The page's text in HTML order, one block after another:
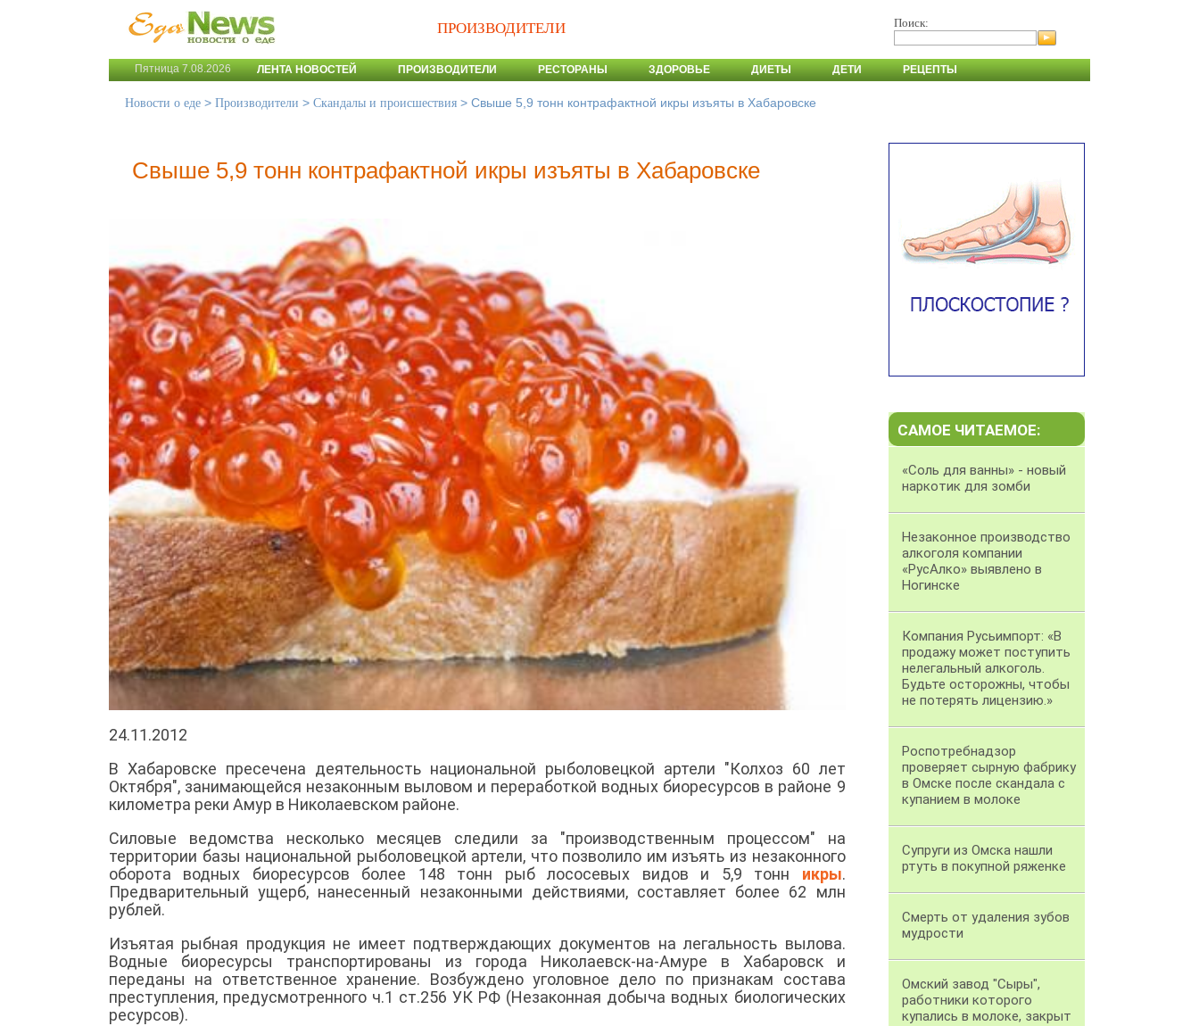
ПРОИЗВОДИТЕЛИ Поиск:
Пятница 7.08.2026 ЛЕНТА НОВОСТЕЙ ПРОИЗВОДИТЕЛИ РЕСТОРАНЫ ЗДОРОВЬЕ ДИЕТЫ ДЕТИ РЕЦЕПТЫ
Новости о еде > Производители > Скандалы и происшествия > Свыше 5,9 тонн контрафактной икры изъяты в Хабаровске
Свыше 5,9 тонн контрафактной икры изъяты в Хабаровске
24.11.2012
В Хабаровске пресечена деятельность национальной рыболовецкой артели "Колхоз 60 лет
Октября", занимающейся незаконным выловом и переработкой водных биоресурсов в районе 9
километра реки Амур в Николаевском районе.
Силовые ведомства несколько месяцев следили за "производственным процессом" на
территории базы национальной рыболовецкой артели, что позволило им изъять из незаконного
оборота водных биоресурсов более 148 тонн рыб лососевых видов и 5,9 тонн икры.
Предварительный ущерб, нанесенный незаконными действиями, составляет более 62 млн
рублей.
Изъятая рыбная продукция не имеет подтверждающих документов на легальность вылова.
Водные биоресурсы транспортированы из города Николаевск-на-Амуре в Хабаровск и
переданы на ответственное хранение. Возбуждено уголовное дело по признакам состава
преступления, предусмотренного ч.1 ст.256 УК РФ (Незаконная добыча водных биологических
ресурсов).
САМОЕ ЧИТАЕМОЕ:
«Соль для ванны» - новый
наркотик для зомби
Незаконное производство
алкоголя компании
«РусАлко» выявлено в
Ногинске
Компания Русьимпорт: «В
продажу может поступить
нелегальный алкоголь.
Будьте осторожны, чтобы
не потерять лицензию.»
Роспотребнадзор
проверяет сырную фабрику
в Омске после скандала с
купанием в молоке
Супруги из Омска нашли
ртуть в покупной ряженке
Смерть от удаления зубов
мудрости
Омский завод "Сыры",
работники которого
купались в молоке, закрыт